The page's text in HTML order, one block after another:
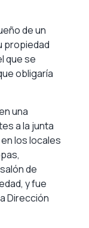
de un
propiedad
que se
obligaría
una
a la junta
los locales
de
y fue
Dirección